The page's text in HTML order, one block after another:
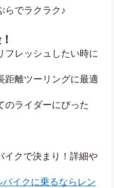
らでラクラク♪
フレッシュしたい時に
距離ツーリングに最適
のライダーにぴった
イクに乗るならレン